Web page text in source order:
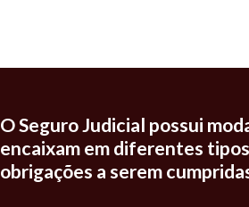
O Seguro Judicial possui
encaixam em diferentes
obrigações a serem